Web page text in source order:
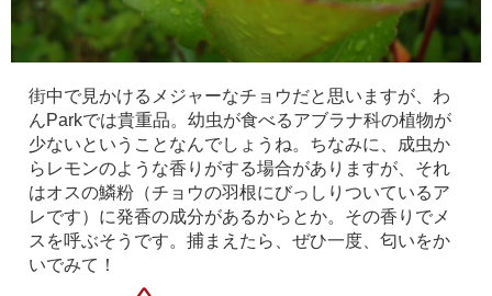
街中で見かけるメジャーなチョウだと思いますが、わ
んParkでは貴重品。幼虫が食べるアブラナ科の植物が
少ないということなんでしょうね。ちなみに、成虫か
らレモンのような香りがする場合がありますが、それ
はオスの鱗粉（チョウの羽根にびっしりついているア
レです）に発香の成分があるからとか。その香りでメ
スを呼ぶそうです。捕まえたら、ぜひ一度、匂いをか
いでみて！